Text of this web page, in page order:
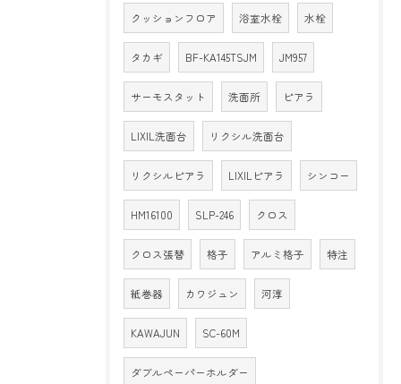
クッションフロア 浴室水栓 水栓
タカギ BF-KA145TSJM JM957
サーモスタット 洗面所 ピアラ
LIXIL洗面台 リクシル洗面台
リクシルピアラ LIXILピアラ シンコー
HM16100 SLP-246 クロス
クロス張替 格子 アルミ格子 特注
紙巻器 カワジュン 河淳
KAWAJUN SC-60M
ダブルペーパーホルダー